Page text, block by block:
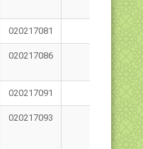
020217081
020217086
020217091
020217093